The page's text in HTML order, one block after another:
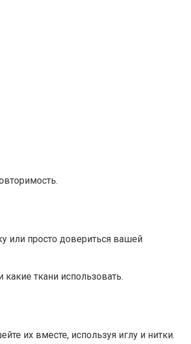
или просто довериться вашей
ткани использовать.
их вместе, используя иглу и нитки.